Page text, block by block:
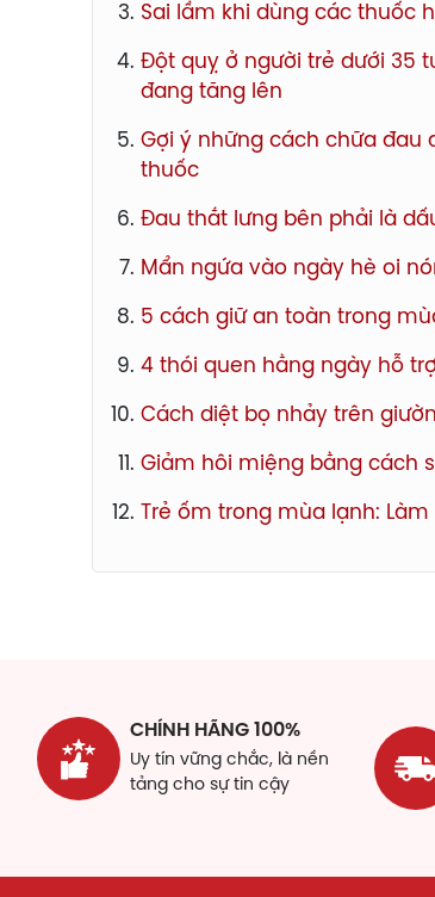
Sai lầm khi dùng các thuốc
Đột quỵ ở người trẻ dưới 35
đang tăng lên
Gợi ý những cách chữa đau
thuốc
Đau thắt lưng bên phải là
Mẩn ngứa vào ngày hè oi
5 cách giữ an toàn trong
4 thói quen hằng ngày hỗ
Cách diệt bọ nhảy trên
Giảm hôi miệng bằng cách
Trẻ ốm trong mùa lạnh:
CHÍNH HÃNG 100%
Uy tín vững chắc, là nền
tảng cho sự tin cậy